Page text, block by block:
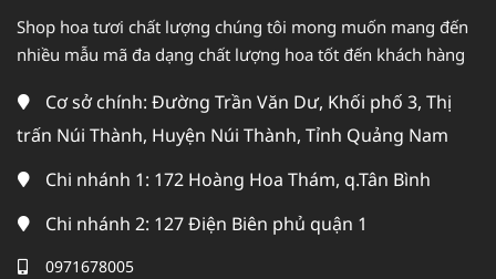
Shop hoa tươi chất lượng chúng tôi mong muốn mang đến
nhiều mẫu mã đa dạng chất lượng hoa tốt đến khách hàng
Cơ sở chính: Đường Trần Văn Dư, Khối phố 3, Thị
trấn Núi Thành, Huyện Núi Thành, Tỉnh Quảng Nam
Chi nhánh 1: 172 Hoàng Hoa Thám, q.Tân Bình
Chi nhánh 2: 127 Điện Biên phủ quận 1
0971678005